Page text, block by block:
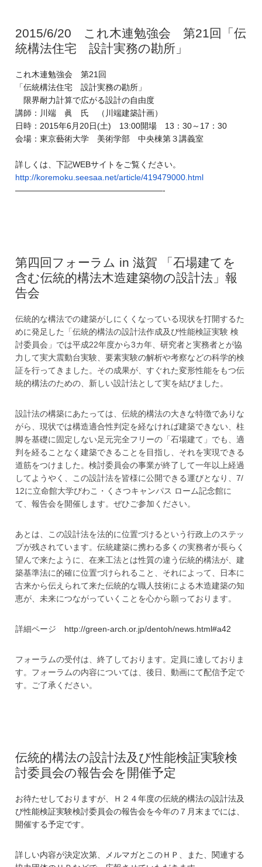
2015/6/20 これ木連勉強会 第21回「伝
統構法住宅 設計実務の勘所」
これ木連勉強会 第21回
「伝統構法住宅 設計実務の勘所」
限界耐力計算で広がる設計の自由度
講師：川端 眞 氏 （川端建築計画）
日時：2015年6月20日(土) 13:00開場 13：30～17：30
会場：東京藝術大学 美術学部 中央棟第３講義室
詳しくは、下記WEBサイトをご覧ください。
http://koremoku.seesaa.net/article/419479000.html
——————————————————-
第四回フォーラム in 滋賀 「石場建てを
含む伝統的構法木造建築物の設計法」報
告会
伝統的な構法での建築がしにくくなっている現状を打開するた
めに発足した「伝統的構法の設計法作成及び性能検証実験 検
討委員会」では平成22年度から3カ年、研究者と実務者とが協
力して実大震動台実験、要素実験の解析や考察などの科学的検
証を行ってきました。その成果が、すぐれた変形性能をもつ伝
統的構法のための、新しい設計法として実を結びました。
設計法の構築にあたっては、伝統的構法の大きな特徴でありな
がら、現状では構造適合性判定を経なければ建築できない、柱
脚を基礎に固定しない足元完全フリーの「石場建て」でも、適
判を経ることなく建築できることを目指し、それを実現できる
道筋をつけました。検討委員会の事業が終了して一年以上経過
してようやく、この設計法を皆様に公開できる運びとなり、7/
12に立命館大学びわこ・くさつキャンパス ローム記念館に
て、報告会を開催します。ぜひご参加ください。
あとは、この設計法を法的に位置づけるという行政上のステッ
プが残されています。伝統建築に携わる多くの実務者が長らく
望んで来たように、在来工法とは性質の違う伝統的構法が、建
築基準法に的確に位置づけられること、それによって、日本に
古来から伝えられて来た伝統的な職人技術による木造建築の知
恵が、未来につながっていくことを心から願っております。
詳細ページ http://green-arch.or.jp/dentoh/news.html#a42
フォーラムの受付は、終了しております。定員に達しておりま
す。フォーラムの内容については、後日、動画にて配信予定で
す。ご了承ください。
伝統的構法の設計法及び性能検証実験検
討委員会の報告会を開催予定
お待たせしておりますが、Ｈ２４年度の伝統的構法の設計法及
び性能検証実験検討委員会の報告会を今年の７月末までには、
開催する予定です。
詳しい内容が決定次第、メルマガとこのＨＰ、また、関連する